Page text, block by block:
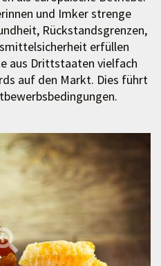
und Imker strenge
Rückstandsgrenzen,
erfüllen
aus Drittstaaten vielfach
auf den Markt. Dies führt